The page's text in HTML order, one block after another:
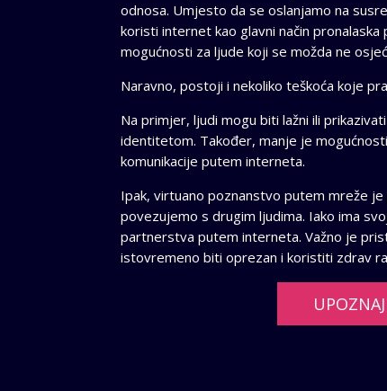
odnosa. Umjesto da se oslanjamo na
koristi internet kao glavni način
mogućnosti za ljude koji se možda ne
Naravno, postoji i nekoliko teškoća koje
Na primjer, ljudi mogu biti lažni ili
identitetom. Također, manje je
komunikacije putem interneta.
Ipak, virtuano poznanstvo putem mreže
povezujemo s drugim ljudima. Iako ima
partnerstva putem interneta. Važno je
istovremeno biti oprezan i koristiti zdrav